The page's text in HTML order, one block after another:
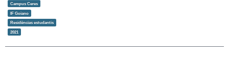
Campus Ceres
IF Goiano
Residências estudantis
2021